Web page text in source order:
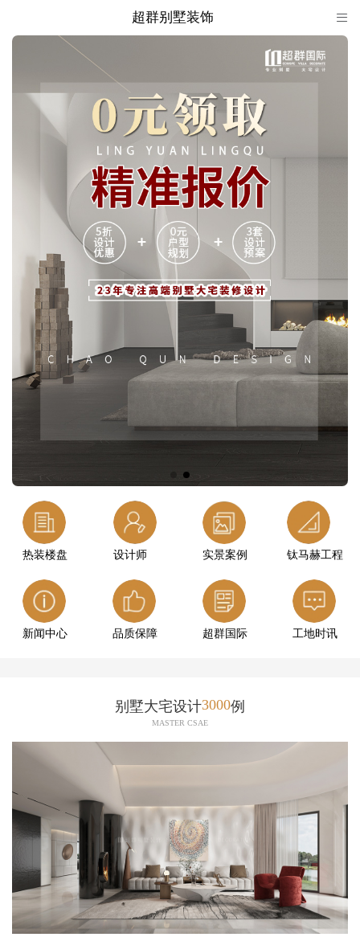
超群别墅装饰
超群别墅装饰 
热装楼盘 设计师 实景案例 钛马赫工程
新闻中心 品质保障 超群国际 工地时讯
别墅大宅设计3000例
MASTER CSAE